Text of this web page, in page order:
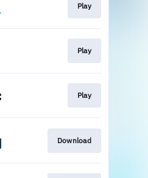
Play
Play
Play
Download